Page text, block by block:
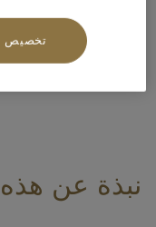
نبذة عن هذه
تخصيص